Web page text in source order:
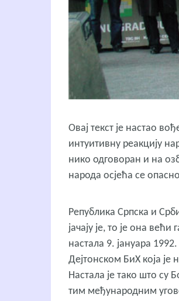
Овај текст је настао
интуитивну реакцију
нико одговоран и на
народа осјећа се
Република Српска и
јачају је, то је она
настала 9. јануара
Дејтонском БиХ која
Настала је тако што су
тим међународним